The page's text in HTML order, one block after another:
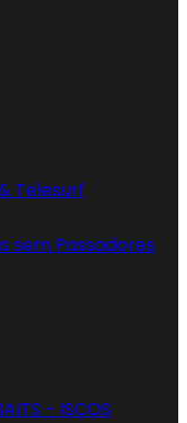
Telesurf
sem Passadores
- ISCOS